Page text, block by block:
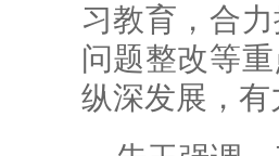
习教育，合
问题整改等
纵深发展，